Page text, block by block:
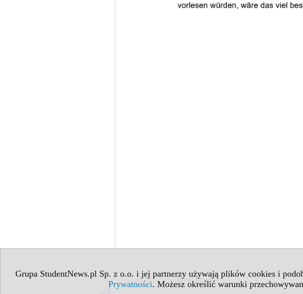
Grupa StudentNews.pl Sp. z o.o. i jej partnerzy używają plików cookies i
Prywatności. Możesz określić warunki